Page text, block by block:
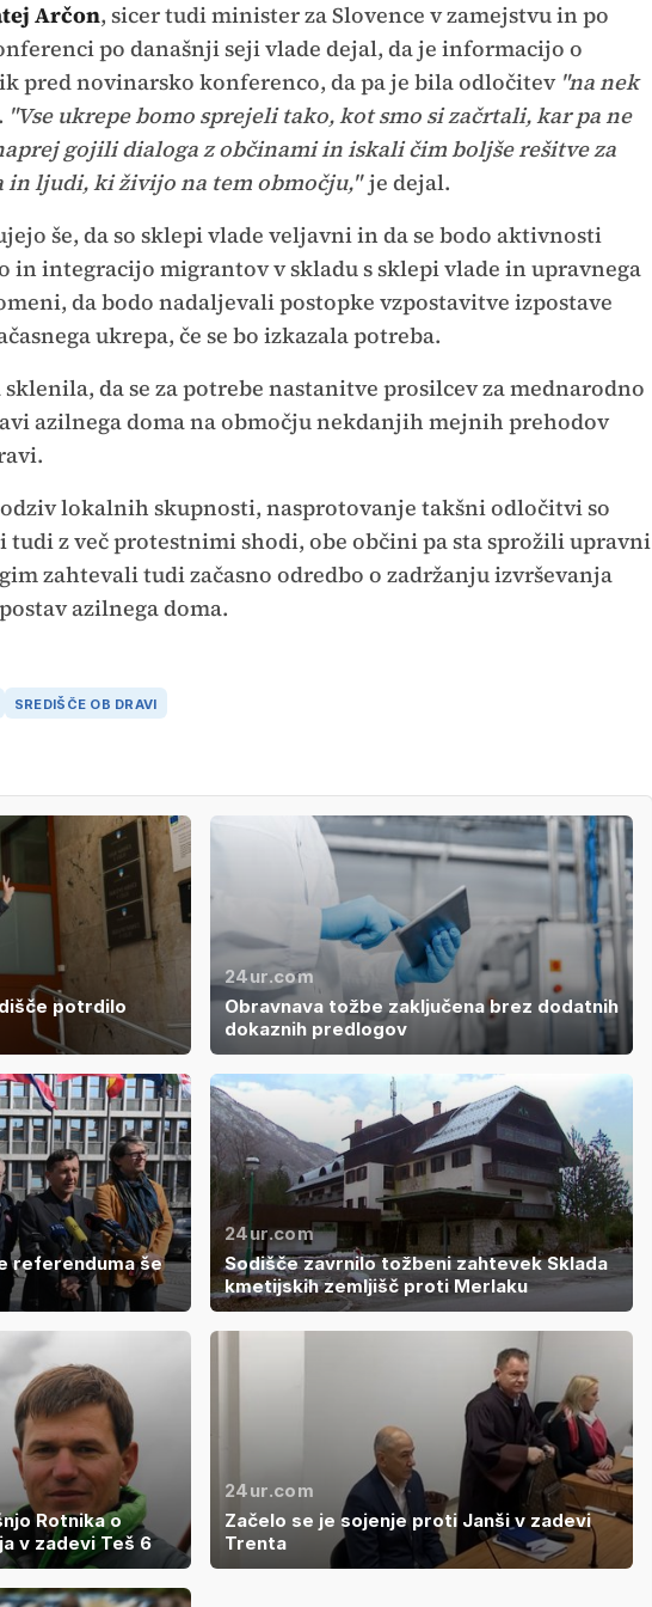
Arčon, sicer tudi minister za Slovence v zamejstvu in po
po današnji seji vlade dejal, da je informacijo o
pred novinarsko konferenco, da pa je bila odločitev "na nek
"Vse ukrepe bomo sprejeli tako, kot smo si začrtali, kar pa ne
gojili dialoga z občinami in iskali čim boljše rešitve za
in ljudi, ki živijo na tem območju,"je dejal.
še, da so sklepi vlade veljavni in da se bodo aktivnosti
in integracijo migrantov v skladu s sklepi vlade in upravnega
da bodo nadaljevali postopke vzpostavitve izpostave
ukrepa, če se bo izkazala potreba.
da se za potrebe nastanitve prosilcev za mednarodno
azilnega doma na območju nekdanjih mejnih prehodov
lokalnih skupnosti, nasprotovanje takšni odločitvi so
z več protestnimi shodi, obe občini pa sta sprožili upravni
zahtevali tudi začasno odredbo o zadržanju izvrševanja
azilnega doma.
SREDIŠČE OB DRAVI
potrdilo
24ur.com
Obravnava tožbe zaključena brez dodatnih
dokaznih predlogov
referenduma še
24ur.com
Sodišče zavrnilo tožbeni zahtevek Sklada
kmetijskih zemljišč proti Merlaku
Rotnika o
v zadevi Teš 6
24ur.com
Začelo se je sojenje proti Janši v zadevi
Trenta